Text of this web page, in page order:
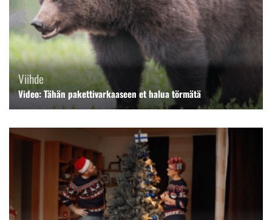
Viihde
Video: Tähän pakettivarkaaseen et halua törmätä